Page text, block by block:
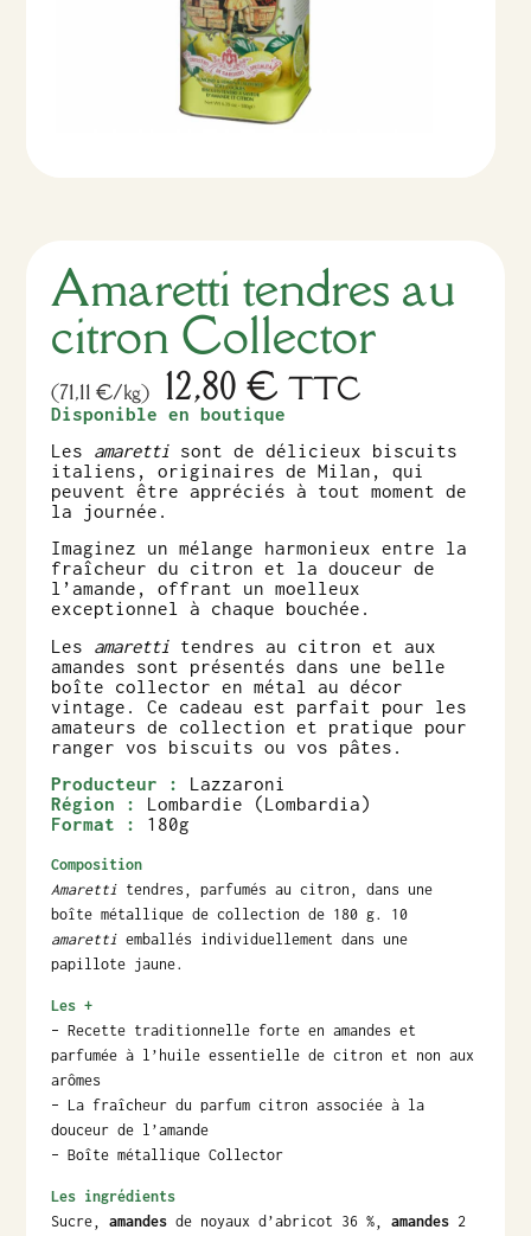
Amaretti tendres au
citron Collector
(71,11 €/kg) 12,80€ TTC
Disponible en boutique
Les amarettisont de délicieux biscuits
italiens, originaires de Milan, qui
peuvent être appréciés à tout moment de
la journée.
Imaginez un mélange harmonieux entre la
fraîcheur du citron et la douceur de
l’amande, offrant un moelleux
exceptionnel à chaque bouchée.
Les amarettitendres au citron et aux
amandes sont présentés dans une belle
boîte collector en métal au décor
vintage. Ce cadeau est parfait pour les
amateurs de collection et pratique pour
ranger vos biscuits ou vos pâtes.
Producteur :
Lazzaroni
Région :
Lombardie (Lombardia)
Format :
180g
Composition
Amarettitendres, parfumés au citron, dans une
boîte métallique de collection de 180 g. 10
amarettiemballés individuellement dans une
papillote jaune.
Les +
– Recette traditionnelle forte en amandes et
parfumée à l’huile essentielle de citron et non aux
arômes
– La fraîcheur du parfum citron associée à la
douceur de l’amande
– Boîte métallique Collector
Les ingrédients
Sucre, amandesde noyaux d’abricot 36 %, amandes2